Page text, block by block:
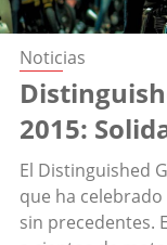
Noticias
2015:
El Distinguished
que ha
sin precedentes.